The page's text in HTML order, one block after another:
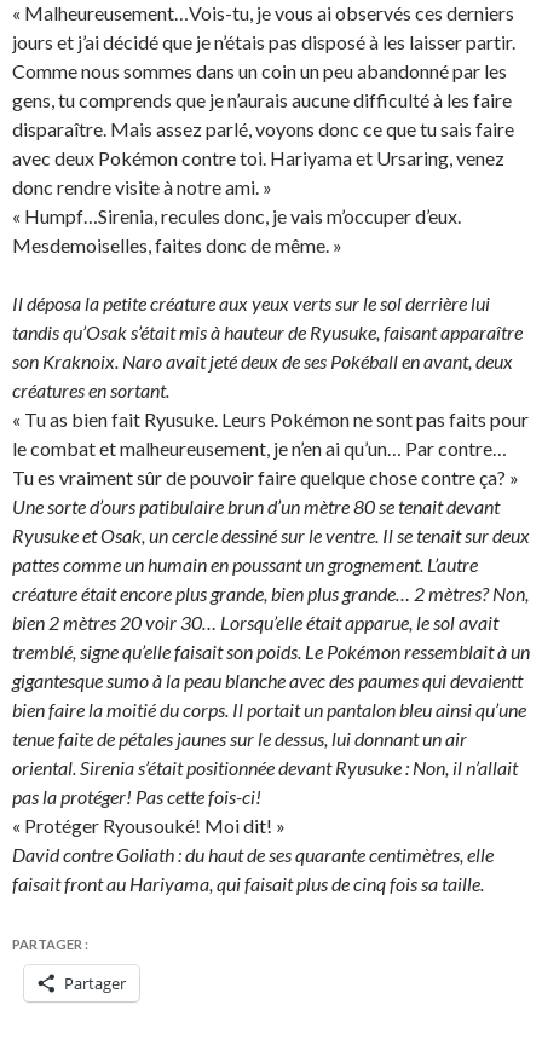
« Malheureusement…Vois-tu, je vous ai observés ces derniers
jours et j’ai décidé que je n’étais pas disposé à les laisser partir.
Comme nous sommes dans un coin un peu abandonné par les
gens, tu comprends que je n’aurais aucune difficulté à les faire
disparaître. Mais assez parlé, voyons donc ce que tu sais faire
avec deux Pokémon contre toi. Hariyama et Ursaring, venez
donc rendre visite à notre ami. »
« Humpf…Sirenia, recules donc, je vais m’occuper d’eux.
Mesdemoiselles, faites donc de même. »
Il déposa la petite créature aux yeux verts sur le sol derrière lui
tandis qu’Osak s’était mis à hauteur de Ryusuke, faisant apparaître
son Kraknoix. Naro avait jeté deux de ses Pokéball en avant, deux
créatures en sortant.
« Tu as bien fait Ryusuke. Leurs Pokémon ne sont pas faits pour
le combat et malheureusement, je n’en ai qu’un… Par contre…
Tu es vraiment sûr de pouvoir faire quelque chose contre ça? »
Une sorte d’ours patibulaire brun d’un mètre 80 se tenait devant
Ryusuke et Osak, un cercle dessiné sur le ventre. Il se tenait sur deux
pattes comme un humain en poussant un grognement. L’autre
créature était encore plus grande, bien plus grande… 2 mètres? Non,
bien 2 mètres 20 voir 30… Lorsqu’elle était apparue, le sol avait
tremblé, signe qu’elle faisait son poids. Le Pokémon ressemblait à un
gigantesque sumo à la peau blanche avec des paumes qui devaientt
bien faire la moitié du corps. Il portait un pantalon bleu ainsi qu’une
tenue faite de pétales jaunes sur le dessus, lui donnant un air
oriental. Sirenia s’était positionnée devant Ryusuke : Non, il n’allait
pas la protéger! Pas cette fois-ci!
« Protéger Ryousouké! Moi dit! »
David contre Goliath : du haut de ses quarante centimètres, elle
faisait front au Hariyama, qui faisait plus de cinq fois sa taille.
PARTAGER :
Partager